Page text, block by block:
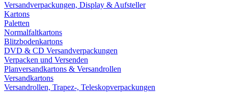
Versandverpackungen, Display & Aufsteller
Kartons
Paletten
Normalfaltkartons
Blitzbodenkartons
DVD & CD Versandverpackungen
Verpacken und Versenden
Planversandkartons & Versandrollen
Versandkartons
Versandrollen, Trapez-, Teleskopverpackungen